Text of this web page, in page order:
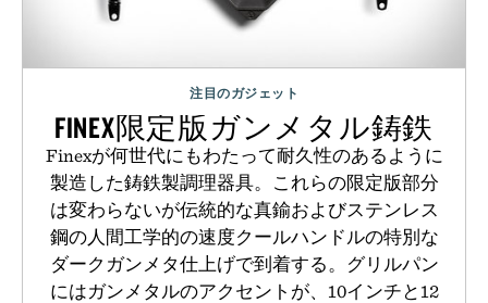
注目のガジェット
FINEX限定版ガンメタル鋳鉄
Finexが何世代にもわたって耐久性のあるように
製造した鋳鉄製調理器具。これらの限定版部分
は変わらないが伝統的な真鍮およびステンレス
鋼の人間工学的の速度クールハンドルの特別な
ダークガンメタ仕上げで到着する。グリルパン
にはガンメタルのアクセントが、10インチと12